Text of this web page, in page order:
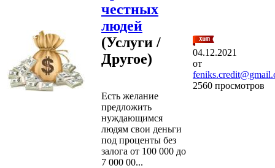
честных
людей
(Услуги /
Другое)
Есть желание
предложить
нуждающимся
людям свои деньги
под проценты без
залога от 100 000 до
7 000 00...
04.12.2021
от
2560 просмотров